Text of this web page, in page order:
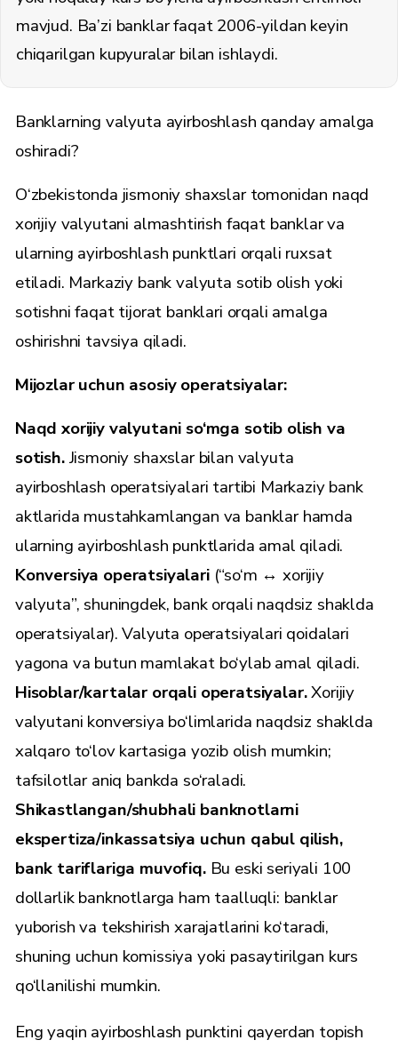
mavjud. Ba’zi banklar faqat 2006-yildan keyin
chiqarilgan kupyuralar bilan ishlaydi.
Banklarning valyuta ayirboshlash qanday amalga
oshiradi?
O‘zbekistonda jismoniy shaxslar tomonidan naqd
xorijiy valyutani almashtirish faqat banklar va
ularning ayirboshlash punktlari orqali ruxsat
etiladi. Markaziy bank valyuta sotib olish yoki
sotishni faqat tijorat banklari orqali amalga
oshirishni tavsiya qiladi.
Mijozlar uchun asosiy operatsiyalar:
Naqd xorijiy valyutani so‘mga sotib olish va
sotish.Jismoniy shaxslar bilan valyuta
ayirboshlash operatsiyalari tartibi Markaziy bank
aktlarida mustahkamlangan va banklar hamda
ularning ayirboshlash punktlarida amal qiladi.
Konversiya operatsiyalari(“so‘m ↔ xorijiy
valyuta”, shuningdek, bank orqali naqdsiz shaklda
operatsiyalar). Valyuta operatsiyalari qoidalari
yagona va butun mamlakat bo‘ylab amal qiladi.
Hisoblar/kartalar orqali operatsiyalar.Xorijiy
valyutani konversiya bo‘limlarida naqdsiz shaklda
xalqaro to‘lov kartasiga yozib olish mumkin;
tafsilotlar aniq bankda so‘raladi.
Shikastlangan/shubhali banknotlarni
ekspertiza/inkassatsiya uchun qabul qilish,
bank tariflariga muvofiq.Bu eski seriyali 100
dollarlik banknotlarga ham taalluqli: banklar
yuborish va tekshirish xarajatlarini ko‘taradi,
shuning uchun komissiya yoki pasaytirilgan kurs
qo‘llanilishi mumkin.
Eng yaqin ayirboshlash punktini qayerdan topish